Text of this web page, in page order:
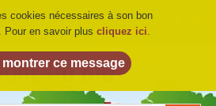
DU BIO©
cookies nécessaires à son bon
Pour en savoir plus cliquez ici.